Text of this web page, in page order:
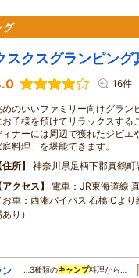
グ
スクスグランピング
16件
めのいいファミリー向けグラン
お子様を預けてリラックスする
ィナーには周辺で獲れたジビエ
庭料理」を堪能できます。
住所
神奈川県足柄下郡真鶴町
アクセス
電車：JR東海道線
お車：西湘バイパス 石橋ICよ
り）
ン …3種類のキャンプ料理から…